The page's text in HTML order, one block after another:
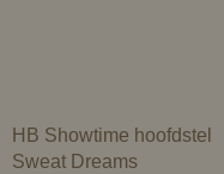
HB Showtime hoofdstel
Sweat Dreams